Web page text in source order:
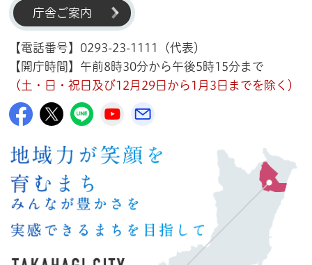
庁舎ご案内
【電話番号】0293-23-1111（代表）
【開庁時間】午前8時30分から午後5時15分まで
（土・日・祝日及び12月29日から1月3日までを除く）
高萩市公式Facebook
高萩市公式X
高萩市公式LINE
高萩市YouTube公式チャンネル